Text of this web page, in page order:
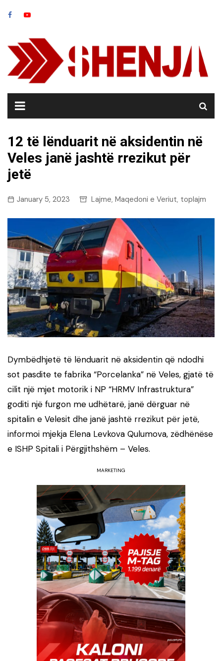
12 të lënduarit në aksidentin në
Veles janë jashtë rrezikut për
jetë
January 5, 2023 Lajme, Maqedoni e Veriut, toplajm
Dymbëdhjetë të lënduarit në aksidentin që ndodhi
sot pasdite te fabrika “Porcelanka” në Veles, gjatë të
cilit një mjet motorik i NP “HRMV Infrastruktura”
goditi një furgon me udhëtarë, janë dërguar në
spitalin e Velesit dhe janë jashtë rrezikut për jetë,
informoi mjekja Elena Levkova Qulumova, zëdhënëse
e ISHP Spitali i Përgjithshëm – Veles.
MARKETING